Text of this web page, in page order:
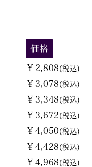
価格
￥2,808 (税込)
￥3,078 (税込)
￥3,348 (税込)
￥3,672 (税込)
￥4,050 (税込)
￥4,428 (税込)
￥4,968 (税込)